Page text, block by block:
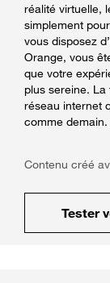
réalité virtuelle,
simplement
vous disposez
Orange, vous
que votre
plus sereine. La
réseau internet
comme demain.
Contenu créé
Tester